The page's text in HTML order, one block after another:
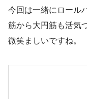
るの？と思って
ご覧ください！！ すでにKENSUI kaku
お持ちのお客様
ンドとの付き合い方 #ポジティブ
#宅トレ初心者
今回は一緒にロール
筋から大円筋も活気
微笑ましいですね。